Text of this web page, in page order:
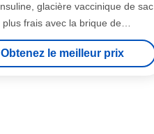
glacière vaccinique de sac
plus frais avec la brique de
de glace imprimant le logo
Obtenez le meilleur prix